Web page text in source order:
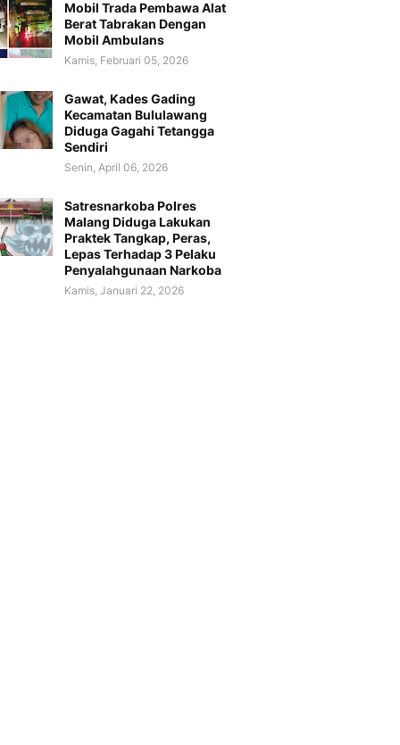
Mobil Trada Pembawa Alat
Berat Tabrakan Dengan
Mobil Ambulans
Kamis, Februari 05, 2026
Gawat, Kades Gading
Kecamatan Bululawang
Diduga Gagahi Tetangga
Sendiri
Senin, April 06, 2026
Satresnarkoba Polres
Malang Diduga Lakukan
Praktek Tangkap, Peras,
Lepas Terhadap 3 Pelaku
Penyalahgunaan Narkoba
Kamis, Januari 22, 2026